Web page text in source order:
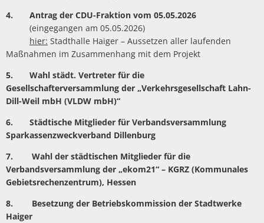
4. Antrag der CDU-Fraktion vom 05.05.2026
(eingegangen am 05.05.2026)
hier: Stadthalle Haiger – Aussetzen aller laufenden
Maßnahmen im Zusammenhang mit dem Projekt
5.
Wahl städt. Vertreter für die
Gesellschafterversammlung der „Verkehrsgesellschaft Lahn-
Dill-Weil mbH (VLDW mbH)“
6. Städtische Mitglieder für Verbandsversammlung
Sparkassenzweckverband Dillenburg
7. Wahl der städtischen Mitglieder für die
Verbandsversammlung der „ekom21“ – KGRZ (Kommunales
Gebietsrechenzentrum), Hessen
8. Besetzung der Betriebskommission der Stadtwerke
Haiger